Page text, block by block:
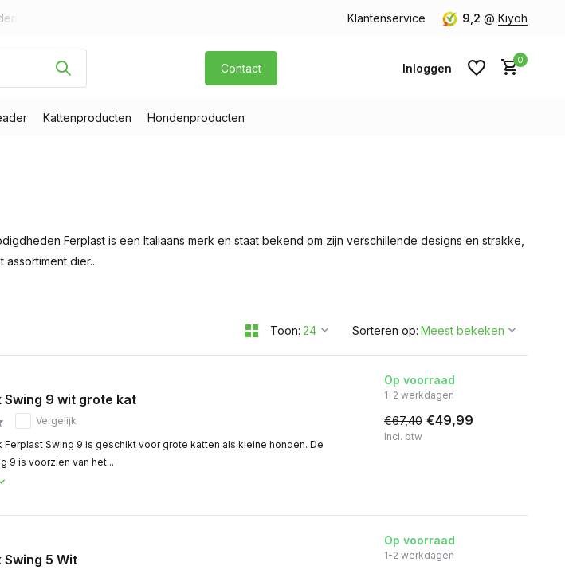
Gratis verzending v.a. € 40,- (Alleen Nederland)
Klantenservice 9,2 @ Kiyoh
Contact Inloggen
0
Kattenproducten Hondenproducten
Ferplast is een Italiaans merk en staat bekend om zijn verschillende designs en strakke,
dier...
Toon: Sorteren op:
Swing 9 wit grote kat
Vergelijk
Ferplast Swing 9 is geschikt voor grote katten als kleine honden. De
9 is voorzien van het...
Op voorraad
1-2 werkdagen
€67,40 €49,99
Incl. btw
5 Wit
Op voorraad
1-2 werkdagen